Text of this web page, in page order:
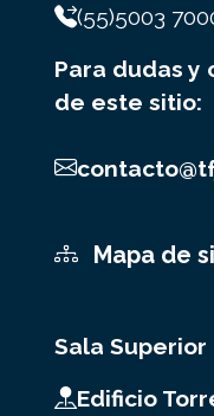
(55)5003
Para dudas y
de este sitio:
Mapa de
Sala Superior
Edificio